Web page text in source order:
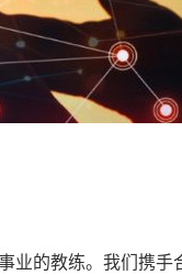
的教练。我们携